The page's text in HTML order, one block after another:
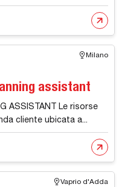
Milano
assistant
ASSISTANT Le risorse
cliente ubicata a...
Vaprio d'Adda